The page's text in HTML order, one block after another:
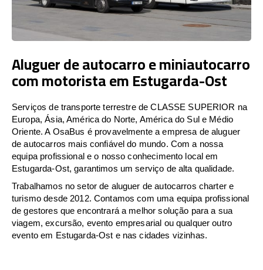
Aluguer de autocarro e miniautocarro
com motorista em Estugarda-Ost
Serviços de transporte terrestre de CLASSE SUPERIOR na
Europa, Ásia, América do Norte, América do Sul e Médio
Oriente. A OsaBus é provavelmente a empresa de aluguer
de autocarros mais confiável do mundo. Com a nossa
equipa profissional e o nosso conhecimento local em
Estugarda-Ost, garantimos um serviço de alta qualidade.
Trabalhamos no setor de aluguer de autocarros charter e
turismo desde 2012. Contamos com uma equipa profissional
de gestores que encontrará a melhor solução para a sua
viagem, excursão, evento empresarial ou qualquer outro
evento em Estugarda-Ost e nas cidades vizinhas.